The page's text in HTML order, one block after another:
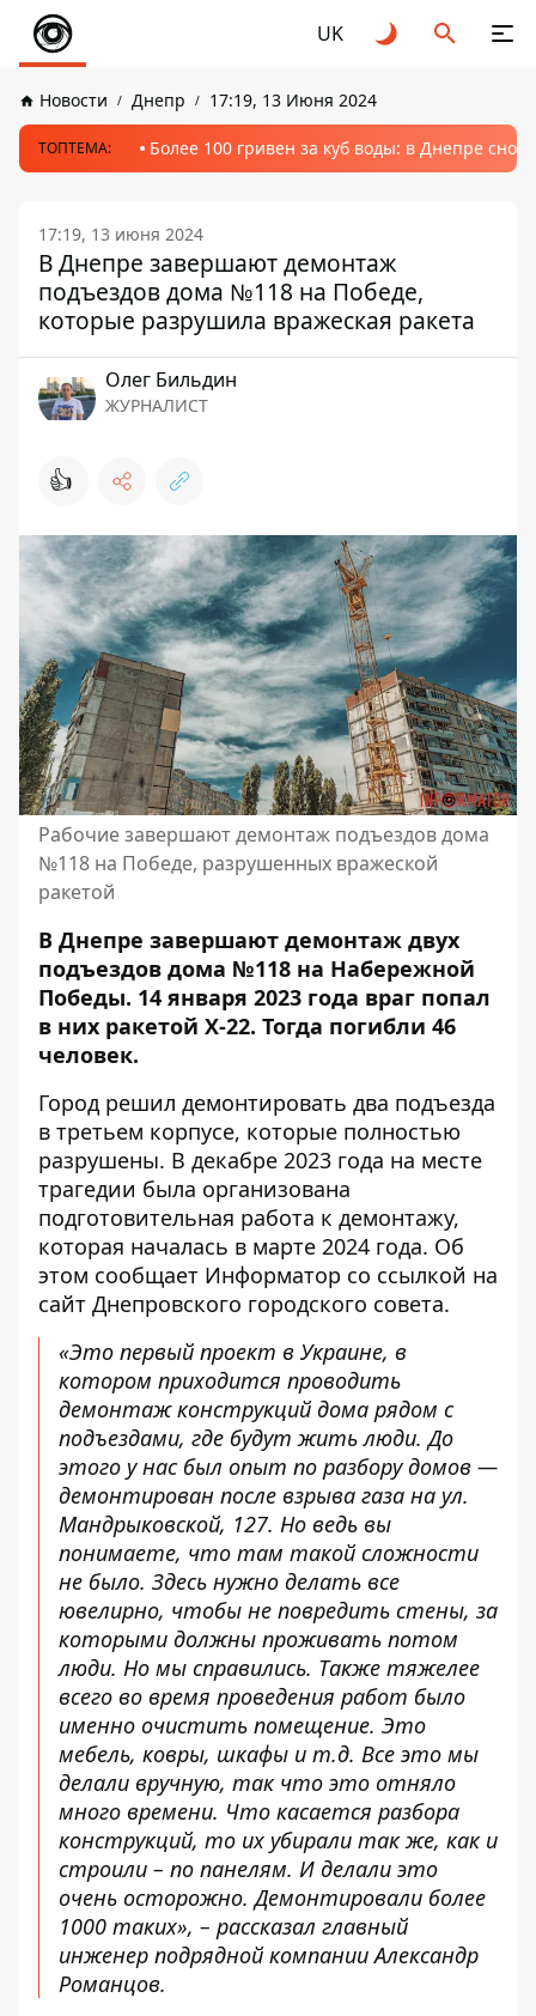
UK
Новости Днепр 17:19, 13 Июня 2024
ТОПТЕМА: Более 100 гривен за куб воды: в Днепре
17:19, 13 июня 2024
В Днепре завершают демонтаж
подъездов дома №118 на Победе,
которые разрушила вражеская ракета
Олег Бильдин
ЖУРНАЛИСТ
👍
Рабочие завершают демонтаж подъездов дома
№118 на Победе, разрушенных вражеской
ракетой
В Днепре завершают демонтаж двух
подъездов дома №118 на Набережной
Победы. 14 января 2023 года враг попал
в них ракетой Х-22. Тогда погибли 46
человек.
Город решил демонтировать два подъезда
в третьем корпусе, которые полностью
разрушены. В декабре 2023 года на месте
трагедии была организована
подготовительная работа к демонтажу,
которая началась в марте 2024 года. Об
этом сообщает Информатор со ссылкой на
сайт Днепровского городского совета.
«Это первый проект в Украине, в
котором приходится проводить
демонтаж конструкций дома рядом с
подъездами, где будут жить люди. До
этого у нас был опыт по разбору домов —
демонтирован после взрыва газа на ул.
Мандрыковской, 127. Но ведь вы
понимаете, что там такой сложности
не было. Здесь нужно делать все
ювелирно, чтобы не повредить стены, за
которыми должны проживать потом
люди. Но мы справились. Также тяжелее
всего во время проведения работ было
именно очистить помещение. Это
мебель, ковры, шкафы и т.д. Все это мы
делали вручную, так что это отняло
много времени. Что касается разбора
конструкций, то их убирали так же, как и
строили – по панелям. И делали это
очень осторожно. Демонтировали более
1000 таких», – рассказал главный
инженер подрядной компании Александр
Романцов.